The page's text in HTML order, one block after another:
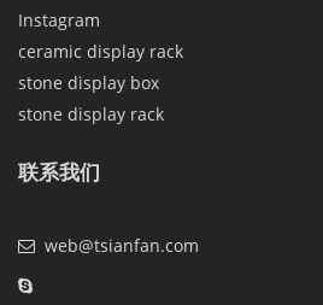
Instagram
ceramic display rack
stone display box
stone display rack
联系我们
web@tsianfan.com